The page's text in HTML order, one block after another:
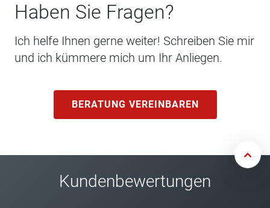
Haben Sie Fragen?
Ich helfe Ihnen gerne weiter! Schreiben Sie mir
und ich kümmere mich um Ihr Anliegen.
BERATUNG VEREINBAREN
Kundenbewertungen